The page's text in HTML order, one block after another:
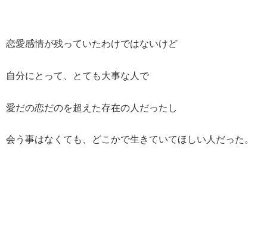
恋愛感情が残っていたわけではないけど
自分にとって、とても大事な人で
愛だの恋だのを超えた存在の人だったし
会う事はなくても、どこかで生きていてほしい人だった。